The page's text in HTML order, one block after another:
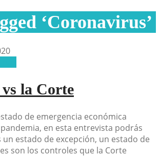
‘Coronavirus’
la Corte
de emergencia económica
en esta entrevista podrás
estado de excepción, un estado de
son los controles que la Corte